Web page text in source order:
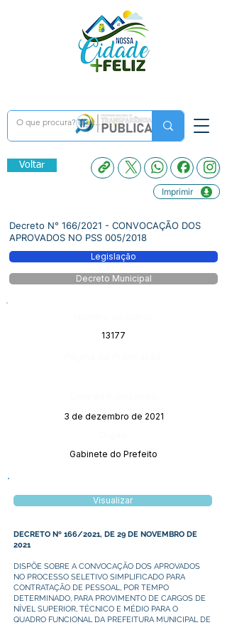
Voltar
Imprimir
Decreto N° 166/2021 - CONVOCAÇÃO DOS
APROVADOS NO PSS 005/2018
Legislação
Decreto Municipal
13177
3 de dezembro de 2021
Gabinete do Prefeito
Visualizar
DECRETO Nº 166/2021, DE 29 DE NOVEMBRO DE
2021
DISPÕE SOBRE A CONVOCAÇÃO DOS APROVADOS
NO PROCESSO SELETIVO SIMPLIFICADO PARA
CONTRATAÇÃO DE PESSOAL, POR TEMPO
DETERMINADO, PARA PROVIMENTO DE CARGOS DE
NÍVEL SUPERIOR, TÉCNICO E MÉDIO PARA O
QUADRO FUNCIONAL DA PREFEITURA MUNICIPAL DE